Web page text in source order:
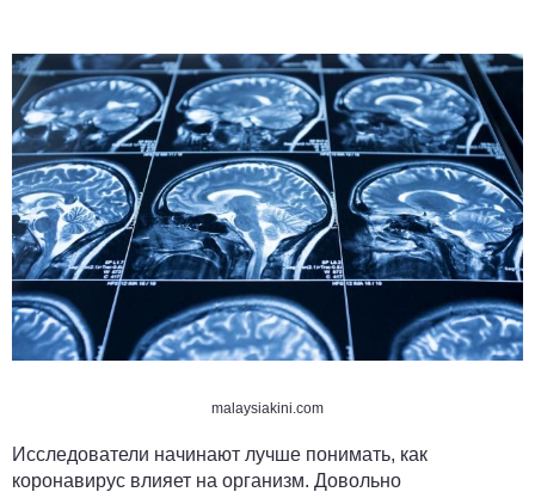
malaysiakini.com
Исследователи начинают лучше понимать, как
коронавирус влияет на организм. Довольно